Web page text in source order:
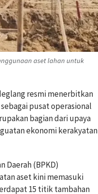
aset lahan untuk
resmi menerbitkan
pusat operasional
bagian dari upaya
ekonomi kerakyatan
Daerah (BPKD)
aset kini memasuki
15 titik tambahan